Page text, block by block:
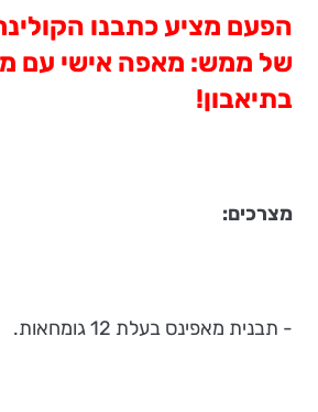
הפעם מציע כתבנו
של ממש: מאפה אישי עם
בתיאבון!
מצרכים:
- תבנית מאפינס בעלת 12 גומחאות.